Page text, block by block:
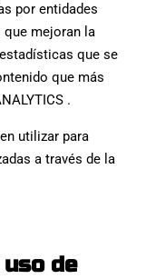
por entidades
mejoran la
que se
que más
.
utilizar para
a través de la
de